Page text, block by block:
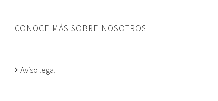
CONOCE MÁS SOBRE NOSOTROS
Aviso legal